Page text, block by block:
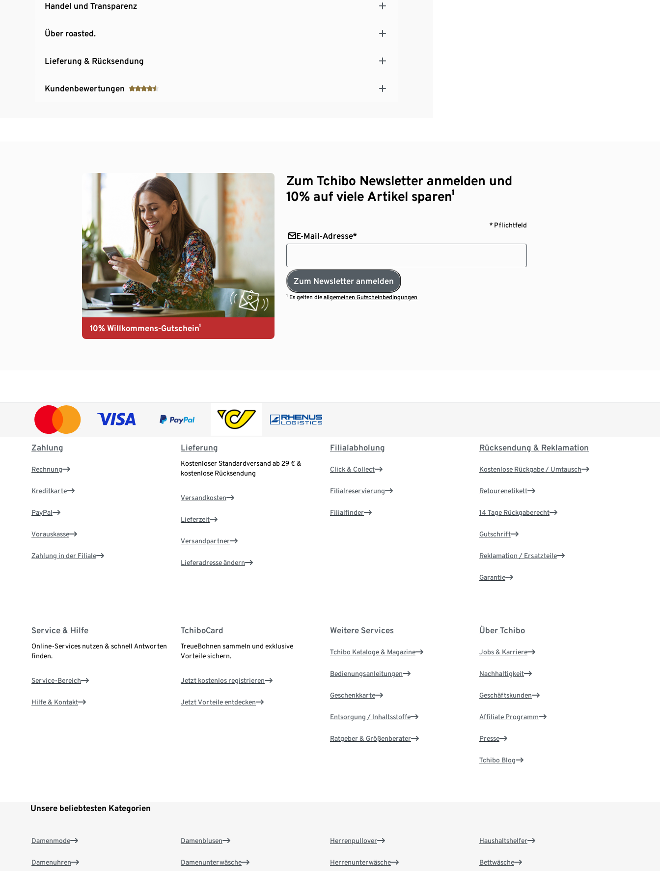
Handel und Transparenz
Über roasted.
Lieferung & Rücksendung
Kundenbewertungen
10% Willkommens-Gutschein¹
Zum Tchibo Newsletter anmelden und
10% auf viele Artikel sparen¹
* Pflichtfeld
E-Mail-Adresse*
Zum Newsletter anmelden
¹ Es gelten dieallgemeinen Gutscheinbedingungen
Zahlung
Rechnung
Kreditkarte
PayPal
Vorauskasse
Zahlung in der Filiale
Lieferung
Kostenloser Standardversand ab 29 € &
kostenlose Rücksendung
Versandkosten
Lieferzeit
Versandpartner
Lieferadresse ändern
Filialabholung
Click & Collect
Filialreservierung
Filialfinder
Rücksendung & Reklamation
Kostenlose Rückgabe / Umtausch
Retourenetikett
14 Tage Rückgaberecht
Gutschrift
Reklamation / Ersatzteile
Garantie
Service & Hilfe
Online-Services nutzen & schnell Antworten
finden.
Service-Bereich
Hilfe & Kontakt
TchiboCard
TreueBohnen sammeln und exklusive
Vorteile sichern.
Jetzt kostenlos registrieren
Jetzt Vorteile entdecken
Weitere Services
Tchibo Kataloge & Magazine
Bedienungsanleitungen
Geschenkkarte
Entsorgung / Inhaltsstoffe
Ratgeber & Größenberater
Über Tchibo
Jobs & Karriere
Nachhaltigkeit
Geschäftskunden
Affiliate Programm
Presse
Tchibo Blog
Unsere beliebtesten Kategorien
Damenmode
Damenuhren
Damenblusen
Damenunterwäsche
Herrenpullover
Herrenunterwäsche
Haushaltshelfer
Bettwäsche